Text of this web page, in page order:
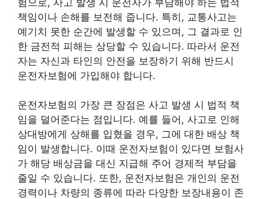
책임이나 손해를 보전해 줍니다. 특히, 교통사고는
예기치 못한 순간에 발생할 수 있으며, 그 결과로 인
한 금전적 피해는 상당할 수 있습니다. 따라서 운전
자는 자신과 타인의 안전을 보장하기 위해 반드시
운전자보험에 가입해야 합니다.
운전자보험의 가장 큰 장점은 사고 발생 시 법적 책
임을 덜어준다는 점입니다. 예를 들어, 사고로 인해
상대방에게 상해를 입혔을 경우, 그에 대한 배상 책
임이 발생합니다. 이때 운전자보험이 있다면 보험사
가 해당 배상금을 대신 지급해 주어 경제적 부담을
줄일 수 있습니다. 또한, 운전자보험은 개인의 운전
경력이나 차량의 종류에 따라 다양한 보장내용이 존